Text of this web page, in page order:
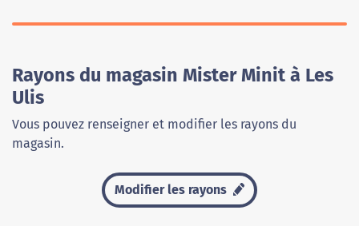
Rayons du magasin Mister Minit à Les
Ulis
Vous pouvez renseigner et modifier les rayons du
magasin.
Modifier les rayons